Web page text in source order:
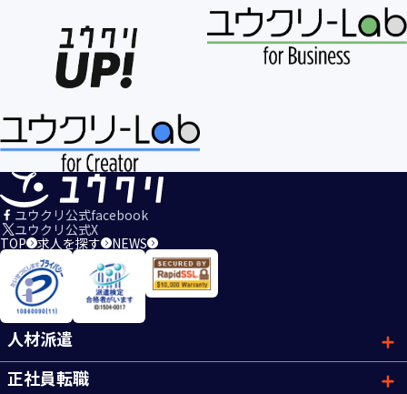
ユウクリ公式facebook
ユウクリ公式X
TOP 求人を探す NEWS
人材派遣
正社員転職